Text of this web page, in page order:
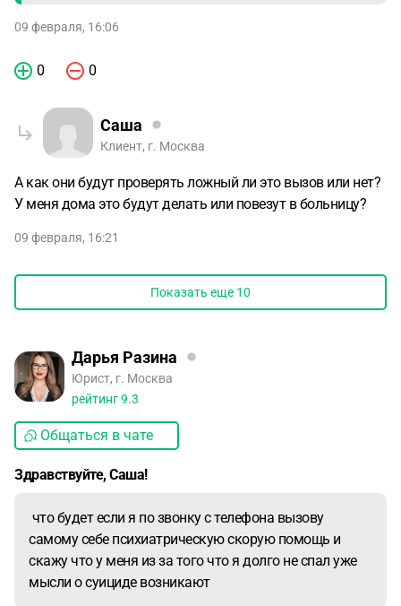
09 февраля, 16:06
0 0
Саша
Клиент, г. Москва
А как они будут проверять ложный ли это вызов или нет?
У меня дома это будут делать или повезут в больницу?
09 февраля, 16:21
Показать еще 10
Дарья Разина
Юрист, г. Москва
рейтинг9.3
Общаться в чате
Здравствуйте, Саша!
что будет если я по звонку с телефона вызову
самому себе психиатрическую скорую помощь и
скажу что у меня из за того что я долго не спал уже
мысли о суициде возникают